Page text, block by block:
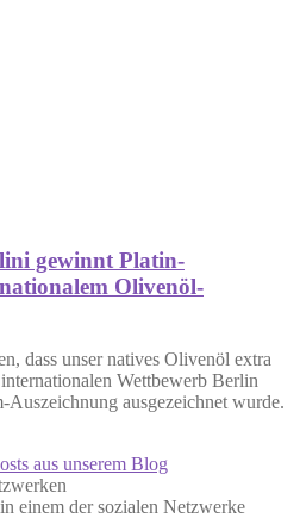
gewinnt Platin-
Olivenöl-
dass unser natives Olivenöl extra
Wettbewerb Berlin
ausgezeichnet wurde.
aus unserem Blog
einem der sozialen Netzwerke